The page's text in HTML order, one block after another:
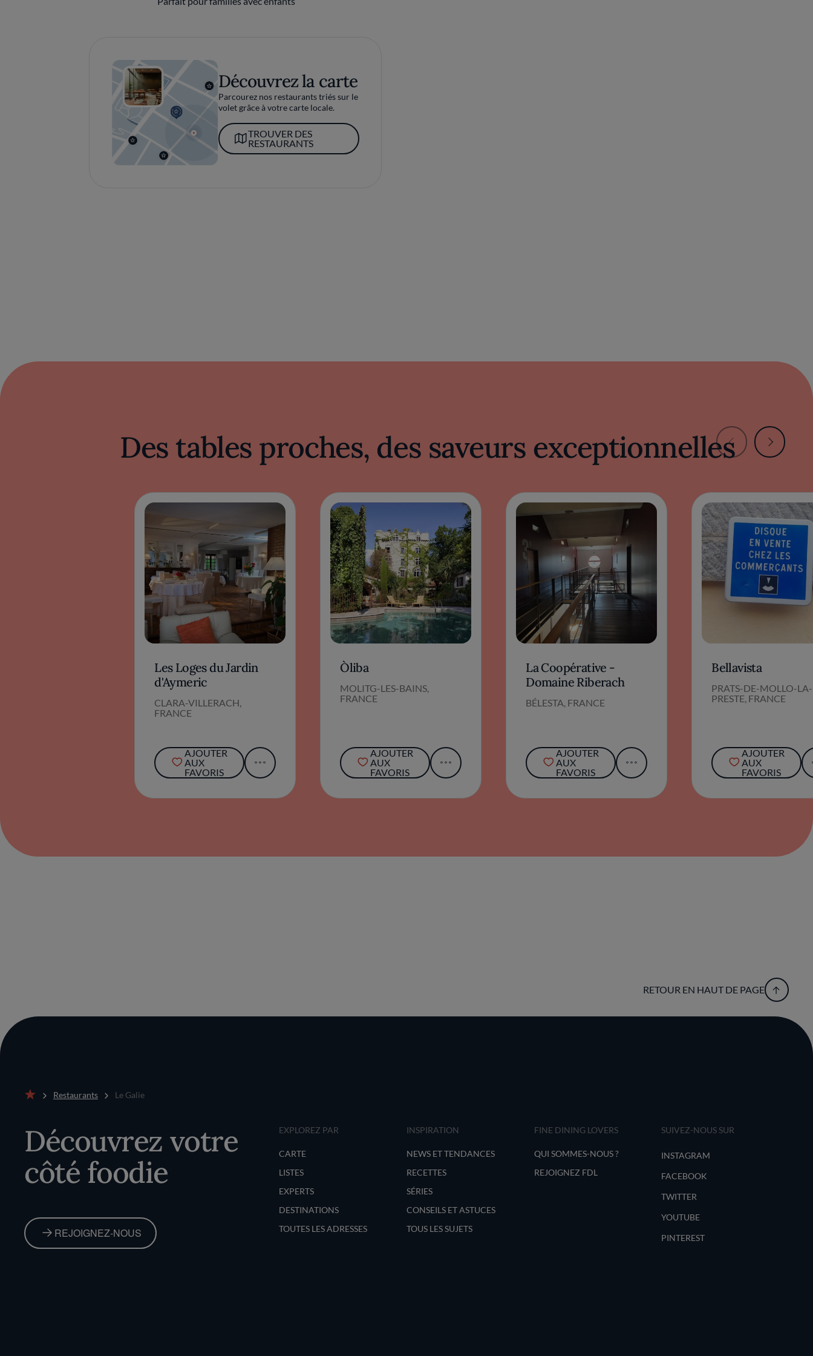
Découvrez la carte
Parcourez nos restaurants triés sur le
volet grâce à votre carte locale.
TROUVER DES
RESTAURANTS
Des tables proches, des saveurs exceptionnelles
Les Loges du Jardin
d'Aymeric
CLARA-VILLERACH,
FRANCE
AJOUTER
AUX
FAVORIS
Òliba
MOLITG-LES-BAINS,
FRANCE
AJOUTER
AUX
FAVORIS
La Coopérative -
Domaine Riberach
BÉLESTA, FRANCE
AJOUTER
AUX
FAVORIS
Bellavista
PRATS-DE-MOLLO-LA-
PRESTE, FRANCE
AJOUTER
AUX
FAVORIS
RETOUR EN HAUT DE PAGE
Restaurants Le Galie
Découvrez votre
côté foodie
REJOIGNEZ-NOUS
EXPLOREZ PAR
CARTE
LISTES
EXPERTS
DESTINATIONS
TOUTES LES ADRESSES
INSPIRATION
NEWS ET TENDANCES
RECETTES
SÉRIES
CONSEILS ET ASTUCES
TOUS LES SUJETS
FINE DINING LOVERS
QUI SOMMES-NOUS ?
REJOIGNEZ FDL
SUIVEZ-NOUS SUR
INSTAGRAM
FACEBOOK
TWITTER
YOUTUBE
PINTEREST